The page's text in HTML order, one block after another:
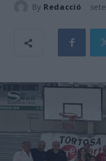
By Redacció